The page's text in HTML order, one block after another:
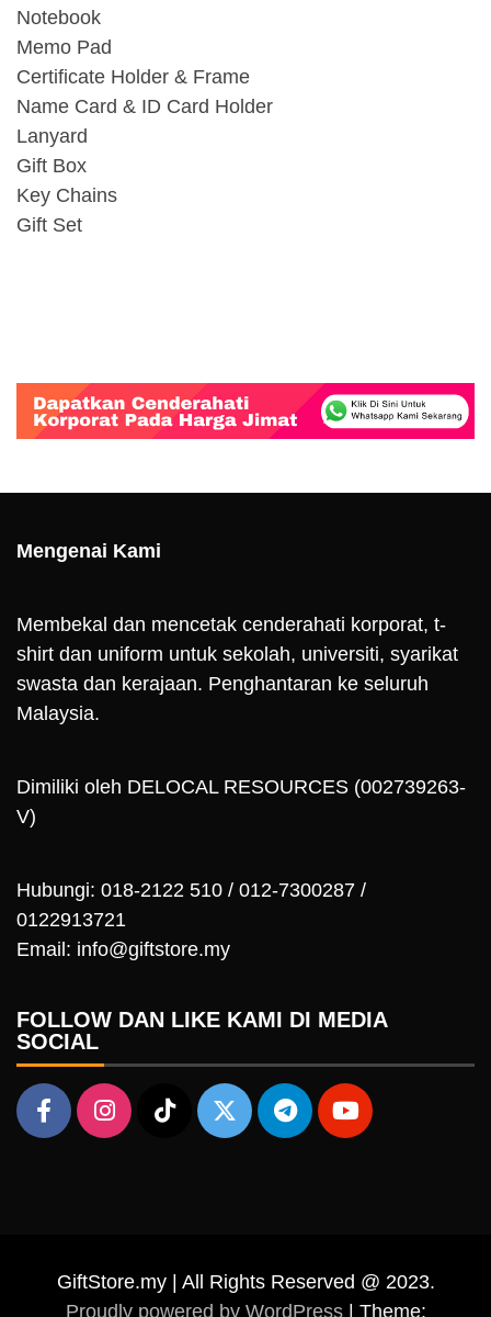
Notebook
Memo Pad
Certificate Holder & Frame
Name Card & ID Card Holder
Lanyard
Gift Box
Key Chains
Gift Set
Mengenai Kami
Membekal dan mencetak cenderahati korporat, t-
shirt dan uniform untuk sekolah, universiti, syarikat
swasta dan kerajaan. Penghantaran ke seluruh
Malaysia.
Dimiliki oleh DELOCAL RESOURCES (002739263-
V)
Hubungi: 018-2122 510 / 012-7300287 /
0122913721
Email: info@giftstore.my
FOLLOW DAN LIKE KAMI DI MEDIA
SOCIAL
GiftStore.my | All Rights Reserved @ 2023.
Proudly powered by WordPress | Theme: